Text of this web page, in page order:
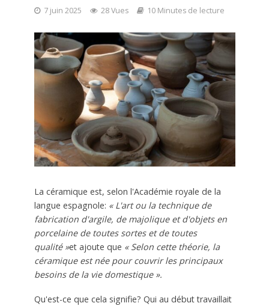
7 juin 2025 28 Vues 10 Minutes de lecture
La céramique est, selon l'Académie royale de la
langue espagnole: « L'art ou la technique de
fabrication d'argile, de majolique et d'objets en
porcelaine de toutes sortes et de toutes
qualité »et ajoute que « Selon cette théorie, la
céramique est née pour couvrir les principaux
besoins de la vie domestique ».
Qu'est-ce que cela signifie? Qui au début travaillait